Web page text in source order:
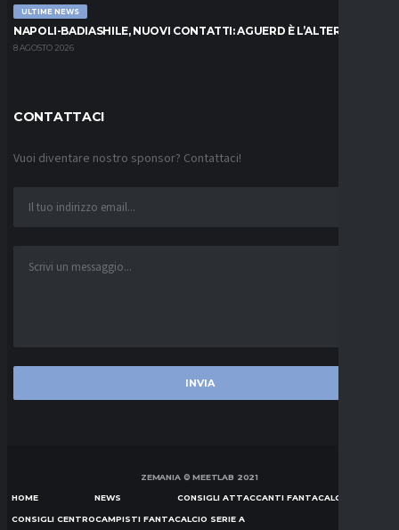
ULTIME NEWS
NAPOLI-BADIASHILE, NUOVI CONTATTI: AGUERD È L’ALTERNATIVA
8 AGOSTO 2026
CONTATTACI
Vuoi diventare nostro sponsor? Contattaci!
ZEMANIA © MEETLAB 2021
HOME NEWS CONSIGLI ATTACCANTI FANTACALCIO SERIE A
CONSIGLI CENTROCAMPISTI FANTACALCIO SERIE A